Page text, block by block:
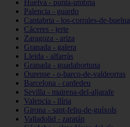
Huelva - punta-umbría
Palencia - guardo
Cantabria - los-corrales-de-buelna
Cáceres - jerte
Zaragoza - ariza
Granada - galera
Lleida - alfarràs
Granada - guadahortuna
Ourense - o-barco-de-valdeorras
Barcelona - cardedeu
Sevilla - mairena-del-aljarafe
Valencia - llíria
Girona - sant-feliu-de-guíxols
Valladolid - zaratán